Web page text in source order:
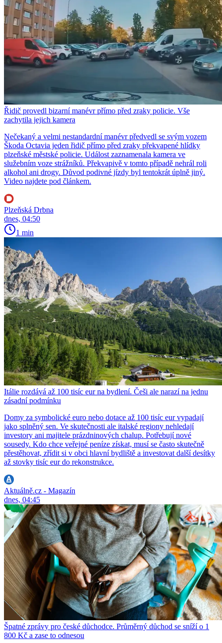
Řidič provedl bizarní manévr přímo před zraky policie. Vše
zachytila jejich kamera
Nečekaný a velmi nestandardní manévr předvedl se svým vozem
Škoda Octavia jeden řidič přímo před zraky překvapené hlídky
plzeňské městské policie. Událost zaznamenala kamera ve
služebním voze strážníků. Překvapivě v tomto případě nehrál roli
alkohol ani drogy. Důvod podivné jízdy byl tentokrát úplně jiný.
Video najdete pod článkem.
Plzeňská Drbna
dnes, 04:50
1 min
Itálie rozdává až 100 tisíc eur na bydlení. Češi ale narazí na jednu
zásadní podmínku
Domy za symbolické euro nebo dotace až 100 tisíc eur vypadají
jako splněný sen. Ve skutečnosti ale italské regiony nehledají
investory ani majitele prázdninových chalup. Potřebují nové
sousedy. Kdo chce veřejné peníze získat, musí se často skutečně
přestěhovat, zřídit si v obci hlavní bydliště a investovat další desítky
až stovky tisíc eur do rekonstrukce.
Aktuálně.cz - Magazín
dnes, 04:45
Špatné zprávy pro české důchodce. Průměrný důchod se sníží o 1
800 Kč a zase to odnesou